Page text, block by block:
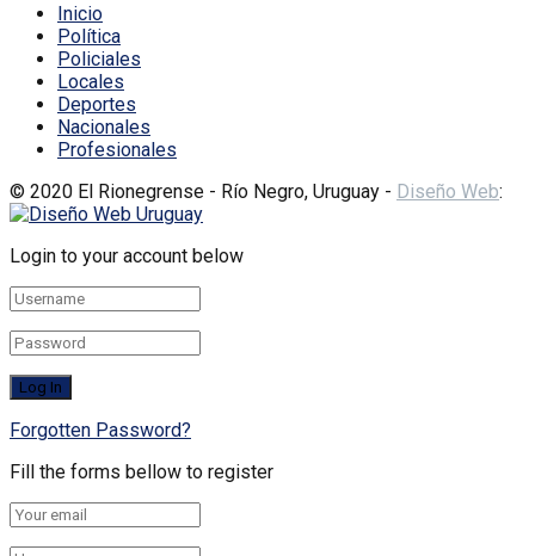
Inicio
Política
Policiales
Locales
Deportes
Nacionales
Profesionales
© 2020 El Rionegrense - Río Negro, Uruguay - Diseño Web:
Login to your account below
Forgotten Password?
Fill the forms bellow to register